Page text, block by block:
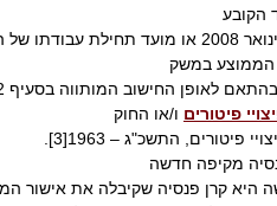
במשק
2 לחוק הביטוח הלאומי [נוסח משולב] התשנ"ה [2]1995, כפי שיעודכן מעת לעת.
פיטורים ו/או החוק
התשכ"ג – 1963[3].
חדשה
היא קרן פנסיה שקיבלה את אישור